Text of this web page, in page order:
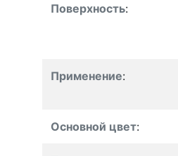
Поверхность:
Применение:
Основной цвет: